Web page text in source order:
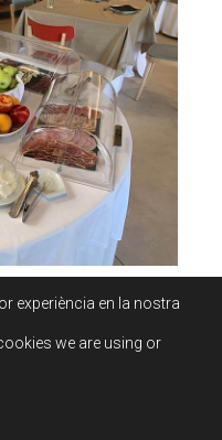
experiència en la nostra
we are using or